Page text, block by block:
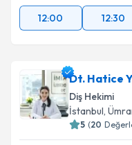
12:00
12:30
Dt. Hatice
Diş Hekimi
İstanbul,
5 (20